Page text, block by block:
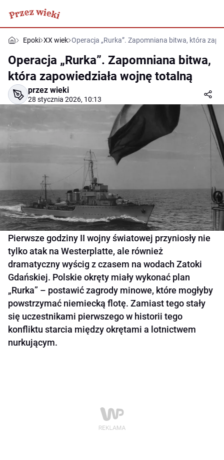
Epoki XX wiek Operacja „Rurka”. Zapomniana bitwa, która
Operacja „Rurka”. Zapomniana bitwa,
która zapowiedziała wojnę totalną
przez wieki
28 stycznia 2026, 10:13
Pierwsze godziny II wojny światowej przyniosły nie
tylko atak na Westerplatte, ale również
dramatyczny wyścig z czasem na wodach Zatoki
Gdańskiej. Polskie okręty miały wykonać plan
„Rurka” – postawić zagrody minowe, które mogłyby
powstrzymać niemiecką flotę. Zamiast tego stały
się uczestnikami pierwszego w historii tego
konfliktu starcia między okrętami a lotnictwem
nurkującym.